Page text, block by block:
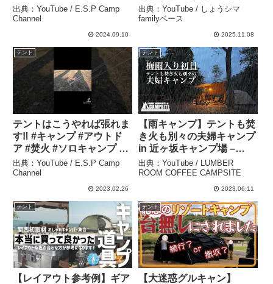
ウトドア #ソロキャンプ #
ファミキャン #dod #カマ
E.S.P Camp Channel
出典：YouTube / E.S.P Camp
Channel
2024.09.10
プ場。そして大雨も？！
【ファミキャン】 – しょう
出典：YouTube / しょうシマ
familyベース
2025.11.08
テント
テントはこうやれば張れま
す‼️ #キャンプ #アウトド
ア #焚火 #ソロキャンプ #
ファミキャン #ふもとっぱ
ら #dod #カマボコテント#
E.S.P Camp Channel
出典：YouTube / E.S.P Camp
Channel
2023.02.26
テント
【雨キャンプ】テントも焚
き火も別々の夫婦キャンプ
in 近ヶ坂キャンプ場 –
LUMBER ROOM COFFEE
CAMPSITE
出典：YouTube / LUMBER
ROOM COFFEE CAMPSITE
2023.06.11
テント
【レイアウト参考例】ギア
テント
【大迷惑グルキャン】